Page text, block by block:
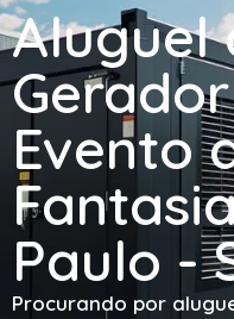
Aluguel
Evento
Paulo -
Procurando por